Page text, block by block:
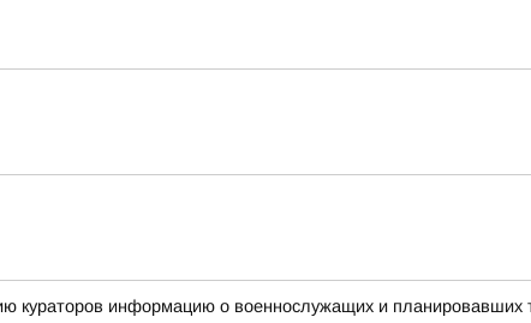
кураторов информацию о военнослужащих и планировавших